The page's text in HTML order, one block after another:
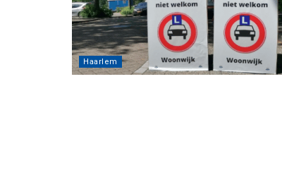
Haarlem